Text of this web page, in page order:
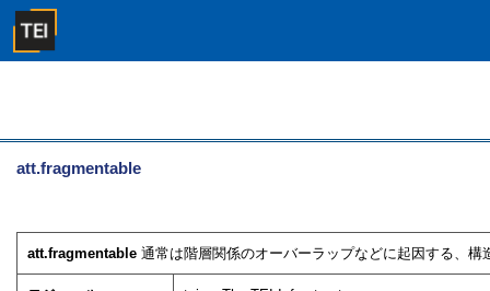
att.fragmentable
att.fragmentable 通常は階層関係のオーバーラップなどに起因する、